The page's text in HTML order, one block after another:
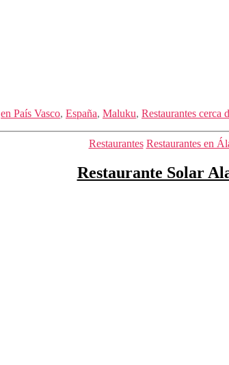
en País Vasco, España, Maluku, Restaurantes cerca
Categorías
Restaurantes Restaurantes en
Restaurante Solar